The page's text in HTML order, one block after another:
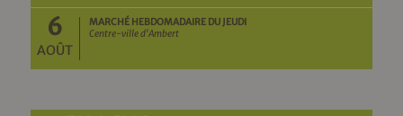
6
AOÛT
MARCHÉ HEBDOMADAIRE DU JEUDI
Centre-ville d'Ambert